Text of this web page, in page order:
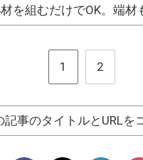
材を組むだけでOK。端
1 2
記事のタイトルとURLを